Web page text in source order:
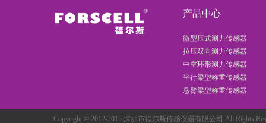
产品中心
微型压式测力传感器
拉压双向测力传感器
中空环形测力传感器
平行梁型称重传感器
悬臂梁型称重传感器
Copyright © 2012-2015 深圳市福尔斯传感仪器有限公司 All Rights